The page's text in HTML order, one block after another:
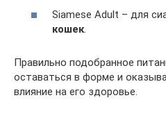
Siamese Adult – для
кошек.
Правильно подобранное
оставаться в форме и
влияние на его здоровье.